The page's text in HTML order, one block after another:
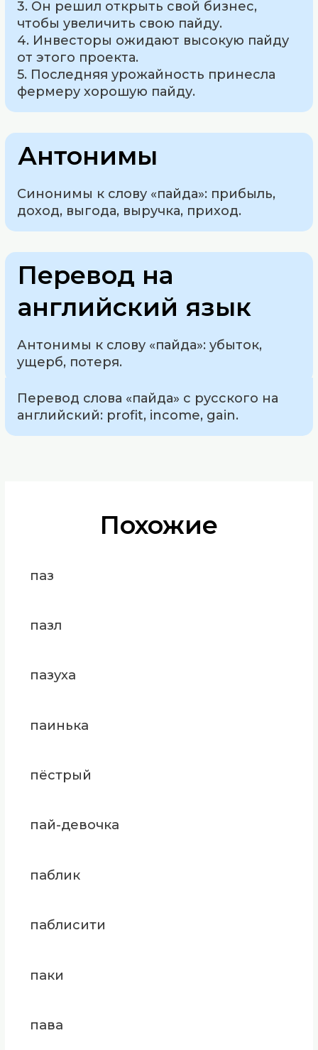
3. Он решил открыть свой бизнес,
чтобы увеличить свою пайду.
4. Инвесторы ожидают высокую пайду
от этого проекта.
5. Последняя урожайность принесла
фермеру хорошую пайду.
Антонимы
Синонимы к слову «пайда»: прибыль,
доход, выгода, выручка, приход.
Перевод на
английский язык
Антонимы к слову «пайда»: убыток,
ущерб, потеря.
Перевод слова «пайда» с русского на
английский: profit, income, gain.
Похожие
паз
пазл
пазуха
паинька
пёстрый
пай-девочка
паблик
паблисити
паки
пава